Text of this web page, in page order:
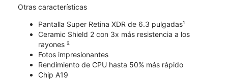
Otras características
Pantalla Super Retina XDR de 6.3 pulgadas¹
Ceramic Shield 2 con 3x más resistencia a los
rayones ²
Fotos impresionantes
Rendimiento de CPU hasta 50% más rápido
Chip A19